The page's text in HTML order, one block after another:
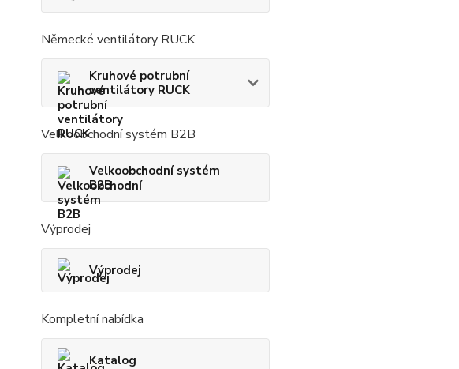
Německé ventilátory RUCK
Kruhové potrubní
ventilátory RUCK
Velkoobchodní systém B2B
Velkoobchodní systém
B2B
Výprodej
Výprodej
Kompletní nabídka
Katalog